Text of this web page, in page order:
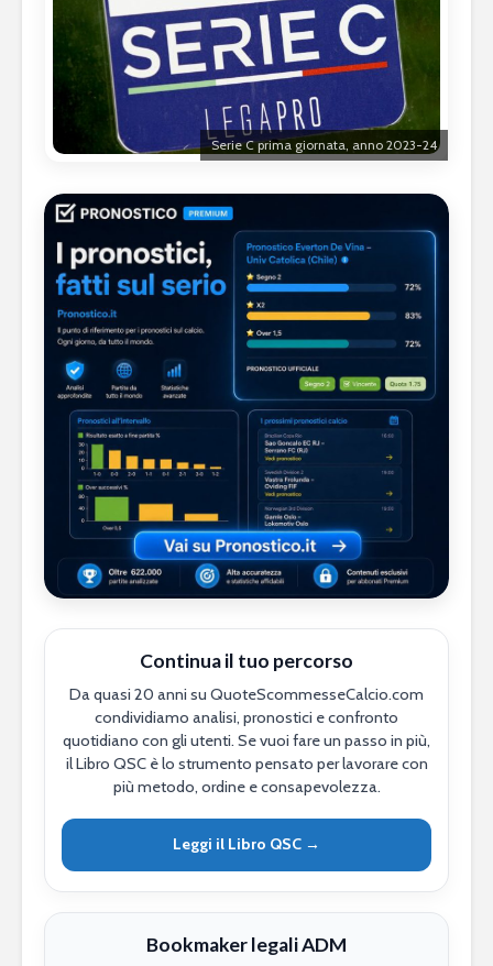
Serie C prima giornata, anno 2023-24
Continua il tuo percorso
Da quasi 20 anni su QuoteScommesseCalcio.com
condividiamo analisi, pronostici e confronto
quotidiano con gli utenti. Se vuoi fare un passo in più,
il Libro QSC è lo strumento pensato per lavorare con
più metodo, ordine e consapevolezza.
Leggi il Libro QSC →
Bookmaker legali ADM